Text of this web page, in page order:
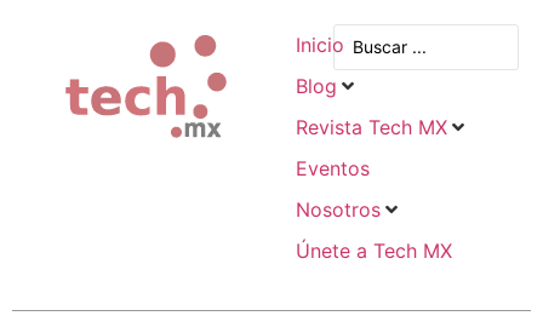
Inicio
Blog
Revista Tech MX
Eventos
Nosotros
Únete a Tech MX